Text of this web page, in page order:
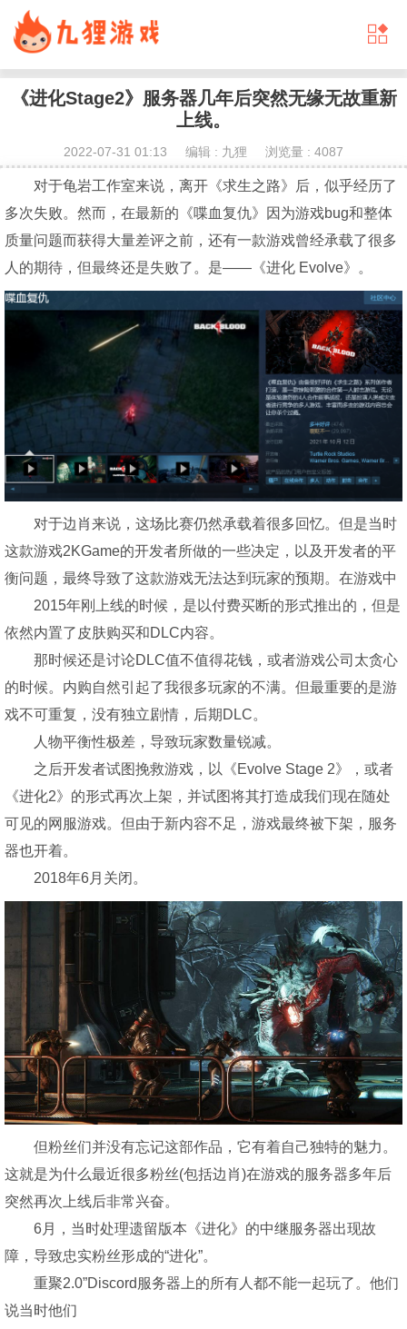
《进化Stage2》服务器几年后突然无缘无故重新
上线。
2022-07-31 01:13 编辑 : 九狸 浏览量 : 4087
对于龟岩工作室来说，离开《求生之路》后，似乎经历了
多次失败。然而，在最新的《喋血复仇》因为游戏bug和整体
质量问题而获得大量差评之前，还有一款游戏曾经承载了很多
人的期待，但最终还是失败了。是——《进化 Evolve》。
对于边肖来说，这场比赛仍然承载着很多回忆。但是当时
这款游戏2KGame的开发者所做的一些决定，以及开发者的平
衡问题，最终导致了这款游戏无法达到玩家的预期。在游戏中
2015年刚上线的时候，是以付费买断的形式推出的，但是
依然内置了皮肤购买和DLC内容。
那时候还是讨论DLC值不值得花钱，或者游戏公司太贪心
的时候。内购自然引起了我很多玩家的不满。但最重要的是游
戏不可重复，没有独立剧情，后期DLC。
人物平衡性极差，导致玩家数量锐减。
之后开发者试图挽救游戏 ，以《Evolve Stage 2》，或者
《进化2》的形式再次上架，并试图将其打造成我们现在随处
可见的网服游戏。但由于新内容不足， 游戏最终被下架，服务
器也开着。
2018年6月关闭。
但粉丝们并没有忘记这部作品，它有着自己独特的魅力。
这就是为什么最近很多粉丝(包括边肖)在游戏的服务器多年后
突然再次上线后非常兴奋。
6月，当时处理遗留版本《进化》的中继服务器出现故
障，导致忠实粉丝形成的“进化”。
重聚2.0”Discord服务器上的所有人都不能一起玩了。他们
说当时他们